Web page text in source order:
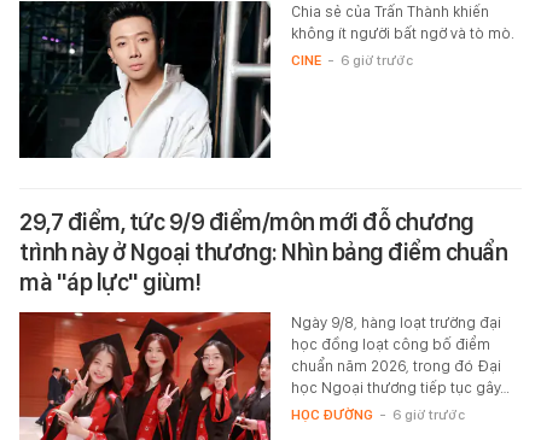
Chia sẻ của Trấn Thành khiến
không ít người bất ngờ và tò mò.
CINE - 6 giờ trước
29,7 điểm, tức 9/9 điểm/môn mới đỗ chương
trình này ở Ngoại thương: Nhìn bảng điểm chuẩn
mà "áp lực" giùm!
Ngày 9/8, hàng loạt trường đại
học đồng loạt công bố điểm
chuẩn năm 2026, trong đó Đại
học Ngoại thương tiếp tục gây…
HỌC ĐƯỜNG - 6 giờ trước